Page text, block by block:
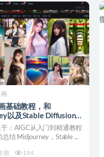
画
基础教程，和
以及Stable Diffusion哪
：AIGC从入门到精通教程
总结 Midjourney，Stable ...
前 194